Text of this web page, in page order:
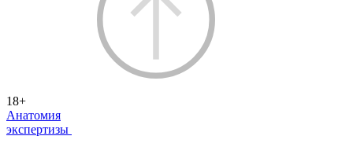
18+
Анатомия
экспертизы